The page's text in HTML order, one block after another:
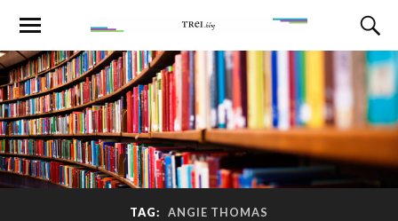
TAG: ANGIE THOMAS